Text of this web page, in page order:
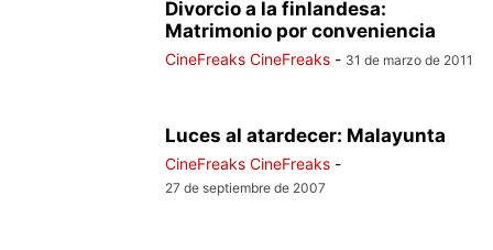
Divorcio a la finlandesa:
Matrimonio por conveniencia
CineFreaks CineFreaks - 31 de marzo de 2011
Luces al atardecer: Malayunta
CineFreaks CineFreaks -
27 de septiembre de 2007